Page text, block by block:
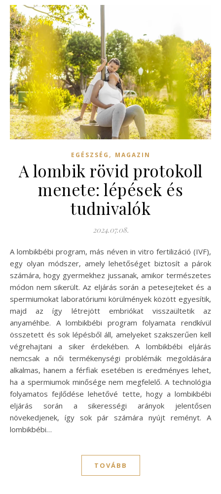
EGÉSZSÉG , MAGAZIN
A lombik rövid protokoll
menete: lépések és
tudnivalók
2024.07.08.
A lombikbébi program, más néven in vitro fertilizáció (IVF),
egy olyan módszer, amely lehetőséget biztosít a párok
számára, hogy gyermekhez jussanak, amikor természetes
módon nem sikerült. Az eljárás során a petesejteket és a
spermiumokat laboratóriumi körülmények között egyesítik,
majd az így létrejött embriókat visszaültetik az
anyaméhbe. A lombikbébi program folyamata rendkívül
összetett és sok lépésből áll, amelyeket szakszerűen kell
végrehajtani a siker érdekében. A lombikbébi eljárás
nemcsak a női termékenységi problémák megoldására
alkalmas, hanem a férfiak esetében is eredményes lehet,
ha a spermiumok minősége nem megfelelő. A technológia
folyamatos fejlődése lehetővé tette, hogy a lombikbébi
eljárás során a sikerességi arányok jelentősen
növekedjenek, így sok pár számára nyújt reményt. A
lombikbébi…
TOVÁBB